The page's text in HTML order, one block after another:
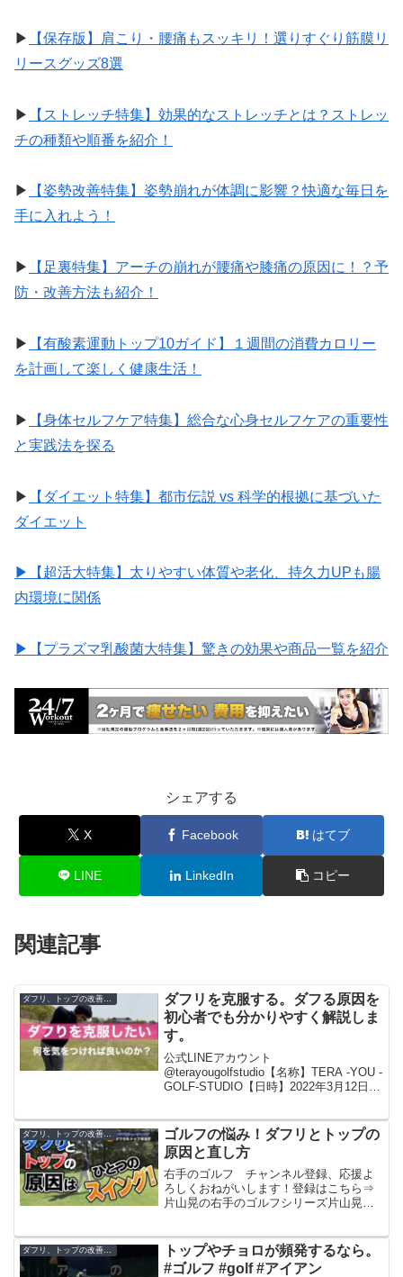
▶︎
【保存版】肩こり・腰痛もスッキリ！選りすぐり筋膜リ
リースグッズ8選
▶︎
【ストレッチ特集】効果的なストレッチとは？ストレッ
チの種類や順番を紹介！
▶︎
【姿勢改善特集】姿勢崩れが体調に影響？快適な毎日を
手に入れよう！
▶︎
【足裏特集】アーチの崩れが腰痛や膝痛の原因に！？予
防・改善方法も紹介！
▶︎
【有酸素運動トップ10ガイド】１週間の消費カロリー
を計画して楽しく健康生活！
▶︎
【身体セルフケア特集】総合な心身セルフケアの重要性
と実践法を探る
▶︎
【ダイエット特集】都市伝説 vs 科学的根拠に基づいた
ダイエット
▶︎【超活大特集】太りやすい体質や老化、持久力UPも腸
内環境に関係
▶︎【プラズマ乳酸菌大特集】驚きの効果や商品一覧を紹介
シェアする
X Facebook はてブ
LINE LinkedIn コピー
関連記事
ダフリ、トップの改善方法
ダフリを克服する。ダフる原因を
初心者でも分かりやすく解説しま
す。
公式LINEアカウント
@terayougolfstudio【名称】TERA -YOU -
GOLF-STUDIO【日時】2022年3月12日オ
は本気で上手くなりたい人...
ゴルフの悩み！ダフリとトップの
原因と直し方
右手のゴルフ チャンネル登録、応援よ
ろしくおねがいします！登録はこちら⇒
片山晃の右手のゴルフシリーズ片山晃の
プローチなどなどゴルフ上達のための動
画を公開しています。右手...
トップやチョロが頻発するなら。
#ゴルフ #golf #アイアン